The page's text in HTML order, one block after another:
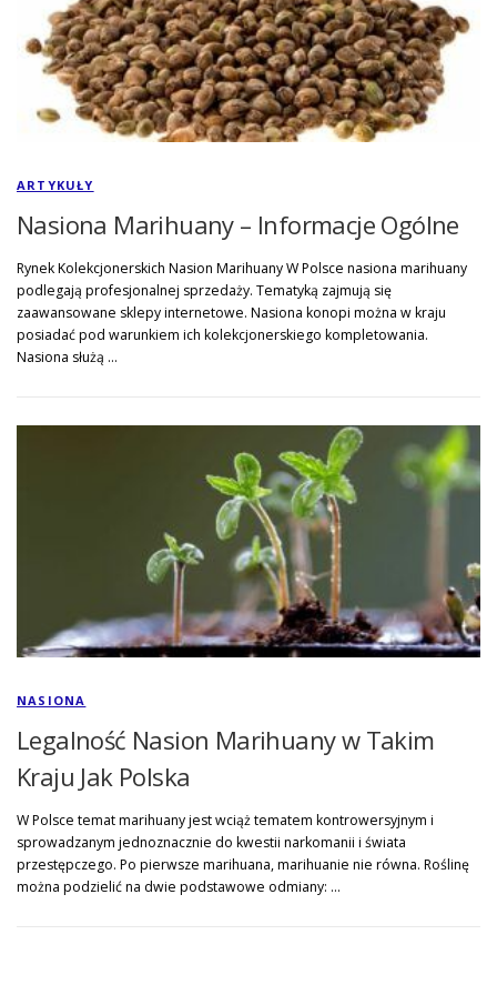
ARTYKUŁY
Nasiona Marihuany – Informacje Ogólne
Rynek Kolekcjonerskich Nasion Marihuany W Polsce nasiona marihuany
podlegają profesjonalnej sprzedaży. Tematyką zajmują się
zaawansowane sklepy internetowe. Nasiona konopi można w kraju
posiadać pod warunkiem ich kolekcjonerskiego kompletowania.
Nasiona służą …
NASIONA
Legalność Nasion Marihuany w Takim
Kraju Jak Polska
W Polsce temat marihuany jest wciąż tematem kontrowersyjnym i
sprowadzanym jednoznacznie do kwestii narkomanii i świata
przestępczego. Po pierwsze marihuana, marihuanie nie równa. Roślinę
można podzielić na dwie podstawowe odmiany: …